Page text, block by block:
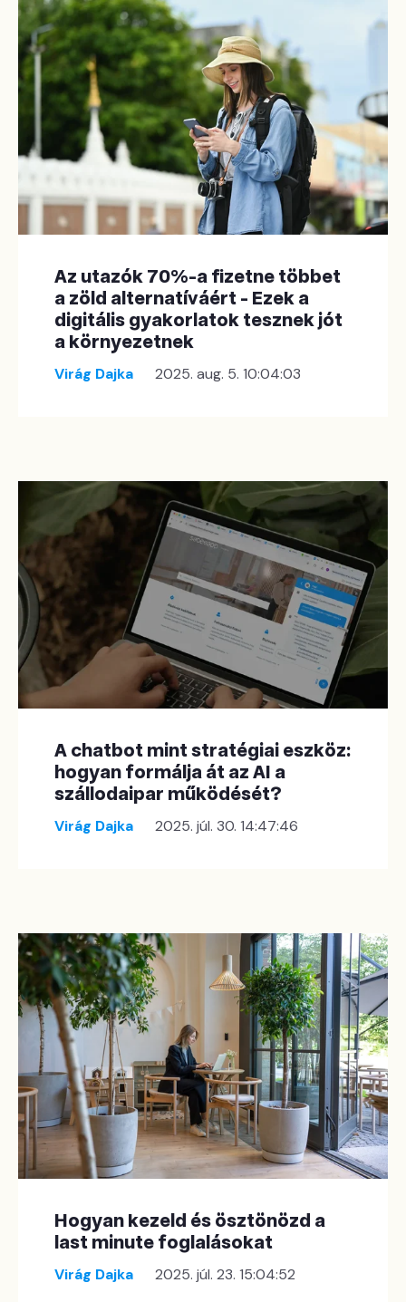
Az utazók 70%-a fizetne többet
a zöld alternatíváért - Ezek a
digitális gyakorlatok tesznek jót
a környezetnek
Virág Dajka 2025. aug. 5. 10:04:03
A chatbot mint stratégiai eszköz:
hogyan formálja át az AI a
szállodaipar működését?
Virág Dajka 2025. júl. 30. 14:47:46
Hogyan kezeld és ösztönözd a
last minute foglalásokat
Virág Dajka 2025. júl. 23. 15:04:52